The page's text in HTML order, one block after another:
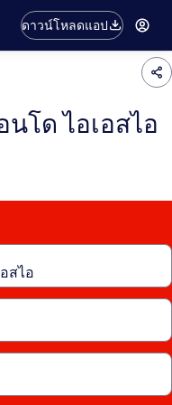
ดาวน์โหลดแอป
โด ไอเอสไอ